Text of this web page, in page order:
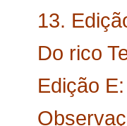
13.
Do rico
Edição